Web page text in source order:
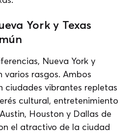
York y Texas
Nueva York y
varios rasgos. Ambos
ciudades vibrantes repletas
cultural, entretenimiento
Houston y Dallas de
el atractivo de la ciudad